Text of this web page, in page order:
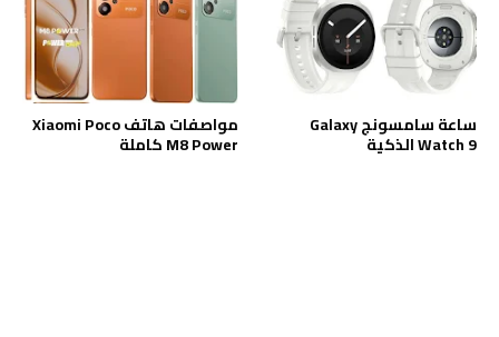
ساعة سامسونج Galaxy
Watch 9 الذكية
مواصفات هاتف Xiaomi Poco
M8 Power كاملة